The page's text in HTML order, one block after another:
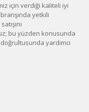
için verdiği kaliteli iyi
yetkili
bu yüzden konusunda
yardımcı